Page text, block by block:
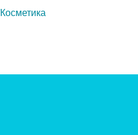
Косметика